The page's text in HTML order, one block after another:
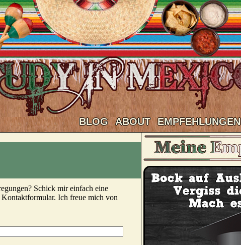
BLOG ABOUT EMPFEHLUNGEN
Schick mir einfach eine
Ich freue mich von